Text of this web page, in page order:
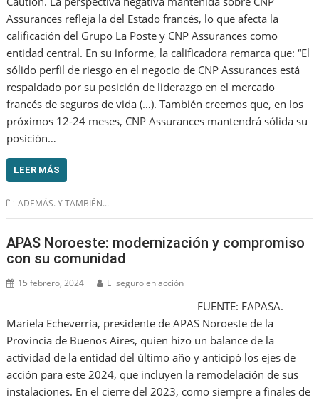
Assurances refleja la del Estado francés, lo que afecta la
calificación del Grupo La Poste y CNP Assurances como
entidad central. En su informe, la calificadora remarca que: “El
sólido perfil de riesgo en el negocio de CNP Assurances está
respaldado por su posición de liderazgo en el mercado
francés de seguros de vida (…). También creemos que, en los
próximos 12-24 meses, CNP Assurances mantendrá sólida su
posición…
LEER MÁS
ADEMÁS. Y TAMBIÉN...
APAS Noroeste: modernización y compromiso
con su comunidad
15 febrero, 2024 El seguro en acción
FUENTE: FAPASA.
Mariela Echeverría, presidente de APAS Noroeste de la
Provincia de Buenos Aires, quien hizo un balance de la
actividad de la entidad del último año y anticipó los ejes de
acción para este 2024, que incluyen la remodelación de sus
instalaciones. En el cierre del 2023, como siempre a finales de